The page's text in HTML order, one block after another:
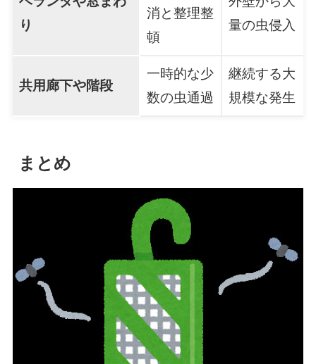
り
消と整理整
頓
量の虫侵入
共用廊下や階段
一時的な少
数の虫通過
継続する大
規模な発生
まとめ